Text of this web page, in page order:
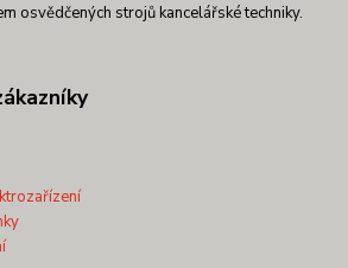
osvědčených strojů kancelářské techniky.